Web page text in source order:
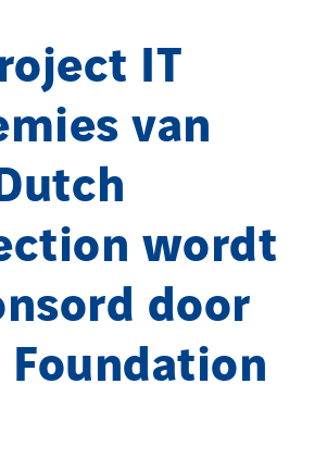
IT
van
wordt
door
Foundation